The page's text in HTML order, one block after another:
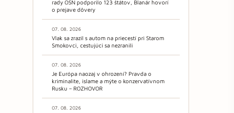
rady OSN podporilo 123 štátov, Blanár hovorí
o prejave dôvery
07. 08. 2026
Vlak sa zrazil s autom na priecestí pri Starom
Smokovci, cestujúci sa nezranili
07. 08. 2026
Je Európa naozaj v ohrození? Pravda o
kriminalite, islame a mýte o konzervatívnom
Rusku – ROZHOVOR
07. 08. 2026